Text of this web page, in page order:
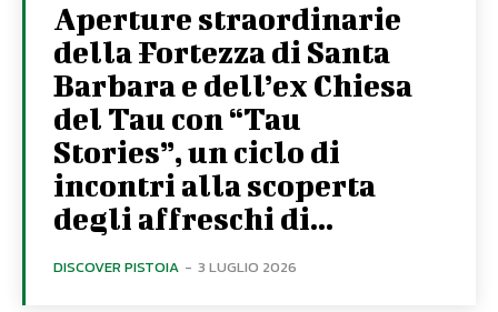
Aperture straordinarie
della Fortezza di Santa
Barbara e dell’ex Chiesa
del Tau con “Tau
Stories”, un ciclo di
incontri alla scoperta
degli affreschi di...
DISCOVER PISTOIA - 3 LUGLIO 2026